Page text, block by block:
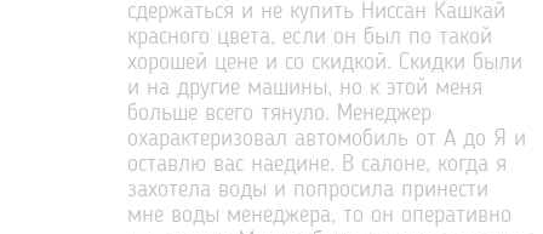
сдержаться и не купить Ниссан Кашкай
красного цвета, если он был по такой
хорошей цене и со скидкой. Скидки были
и на другие машины, но к этой меня
больше всего тянуло. Менеджер
охарактеризовал автомобиль от А до Я и
оставлю вас наедине. В салоне, когда я
захотела воды и попросила принести
мне воды менеджера, то он оперативно